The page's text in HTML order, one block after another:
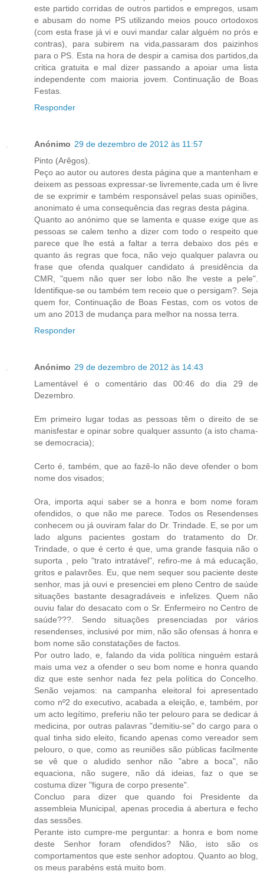
este partido corridas de outros partidos e empregos, usam
e abusam do nome PS utilizando meios pouco ortodoxos
(com esta frase já vi e ouvi mandar calar alguém no prós e
contras), para subirem na vida,passaram dos paizinhos
para o PS. Esta na hora de despir a camisa dos partidos,da
critica gratuita e mal dizer passando a apoiar uma lista
independente com maioria jovem. Continuação de Boas
Festas.
Responder
Anónimo 29 de dezembro de 2012 às 11:57
Pinto (Arêgos).
Peço ao autor ou autores desta página que a mantenham e
deixem as pessoas expressar-se livremente,cada um é livre
de se exprimir e também responsável pelas suas opiniões,
anonimato é uma consequência das regras desta página.
Quanto ao anónimo que se lamenta e quase exige que as
pessoas se calem tenho a dizer com todo o respeito que
parece que lhe está a faltar a terra debaixo dos pés e
quanto ás regras que foca, não vejo qualquer palavra ou
frase que ofenda qualquer candidato á presidência da
CMR, "quem não quer ser lobo não lhe veste a pele".
Identifique-se ou também tem receio que o persigam?. Seja
quem for, Continuação de Boas Festas, com os votos de
um ano 2013 de mudança para melhor na nossa terra.
Responder
Anónimo 29 de dezembro de 2012 às 14:43
Lamentável é o comentário das 00:46 do dia 29 de
Dezembro.
Em primeiro lugar todas as pessoas têm o direito de se
manisfestar e opinar sobre qualquer assunto (a isto chama-
se democracia);
Certo é, também, que ao fazê-lo não deve ofender o bom
nome dos visados;
Ora, importa aqui saber se a honra e bom nome foram
ofendidos, o que não me parece. Todos os Resendenses
conhecem ou já ouviram falar do Dr. Trindade. E, se por um
lado alguns pacientes gostam do tratamento do Dr.
Trindade, o que é certo é que, uma grande fasquia não o
suporta , pelo "trato intratável", refiro-me á má educação,
gritos e palavrões. Eu, que nem sequer sou paciente deste
senhor, mas já ouvi e presenciei em pleno Centro de saúde
situações bastante desagradáveis e infelizes. Quem não
ouviu falar do desacato com o Sr. Enfermeiro no Centro de
saúde???. Sendo situações presenciadas por vários
resendenses, inclusivé por mim, não são ofensas á honra e
bom nome são constatações de factos.
Por outro lado, e, falando da vida política ninguém estará
mais uma vez a ofender o seu bom nome e honra quando
diz que este senhor nada fez pela política do Concelho.
Senão vejamos: na campanha eleitoral foi apresentado
como nº2 do executivo, acabada a eleição, e, também, por
um acto legítimo, preferiu não ter pelouro para se dedicar á
medicina, por outras palavras "demitiu-se" do cargo para o
qual tinha sido eleito, ficando apenas como vereador sem
pelouro, o que, como as reuniões são públicas facilmente
se vê que o aludido senhor não "abre a boca", não
equaciona, não sugere, não dá ideias, faz o que se
costuma dizer "figura de corpo presente".
Concluo para dizer que quando foi Presidente da
assembleia Municipal, apenas procedia á abertura e fecho
das sessões.
Perante isto cumpre-me perguntar: a honra e bom nome
deste Senhor foram ofendidos? Não, isto são os
comportamentos que este senhor adoptou. Quanto ao blog,
os meus parabéns está muito bom.